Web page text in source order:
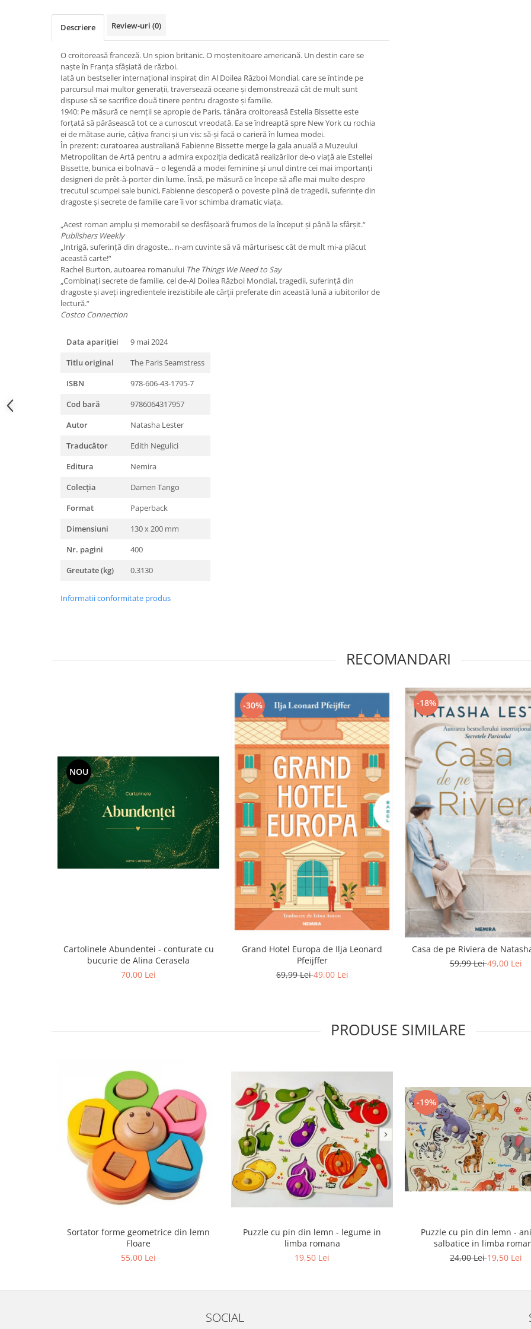
Descriere Review-uri (0)
O croitoreasă franceză. Un spion britanic. O moștenitoare americană. Un destin care se
naște în Franța sfâșiată de război.
Iată un bestseller internațional inspirat din Al Doilea Război Mondial, care se întinde pe
parcursul mai multor generații, traversează oceane și demonstrează cât de mult sunt
dispuse să se sacrifice două tinere pentru dragoste și familie.
1940: Pe măsură ce nemții se apropie de Paris, tânăra croitoreasă Estella Bissette este
forțată să părăsească tot ce a cunoscut vreodată. Ea se îndreaptă spre New York cu rochia
ei de mătase aurie, câțiva franci și un vis: să-și facă o carieră în lumea modei.
În prezent: curatoarea australiană Fabienne Bissette merge la gala anuală a Muzeului
Metropolitan de Artă pentru a admira expoziția dedicată realizărilor de-o viață ale Estellei
Bissette, bunica ei bolnavă – o legendă a modei feminine și unul dintre cei mai importanți
designeri de prêt-à-porter din lume. Însă, pe măsură ce începe să afle mai multe despre
trecutul scumpei sale bunici, Fabienne descoperă o poveste plină de tragedii, suferințe din
dragoste și secrete de familie care îi vor schimba dramatic viața.
„Acest roman amplu și memorabil se desfășoară frumos de la început și până la sfârșit.“
Publishers Weekly
„Intrigă, suferință din dragoste... n-am cuvinte să vă mărturisesc cât de mult mi-a plăcut
această carte!“
Rachel Burton, autoarea romanului The Things We Need to Say
„Combinați secrete de familie, cel de-Al Doilea Război Mondial, tragedii, suferință din
dragoste și aveți ingredientele irezistibile ale cărții preferate din această lună a iubitorilor de
lectură.“
Costco Connection
Data apariției
9 mai 2024
Titlu original
The Paris Seamstress
ISBN
978-606-43-1795-7
Cod bară
9786064317957
Autor
Natasha Lester
Traducător
Edith Negulici
Editura
Nemira
Colecția
Damen Tango
Format
Paperback
Dimensiuni
130 x 200 mm
Nr. pagini
400
Greutate (kg)
0.3130
Informatii conformitate produs
RECOMANDARI
NOU
Cartolinele Abundentei - conturate cu
bucurie de Alina Cerasela
70,00 Lei
-30%
Grand Hotel Europa de Ilja Leonard
Pfeijffer
69,99 Lei49,00 Lei
-18%
Casa de pe Riviera de
59,99 Lei49,00 Lei
PRODUSE SIMILARE
Sortator forme geometrice din lemn
Floare
55,00 Lei
Puzzle cu pin din lemn - legume in
limba romana
19,50 Lei
-19%
Puzzle cu pin din lemn -
salbatice in limba
24,00 Lei19,50 Lei
SOCIAL